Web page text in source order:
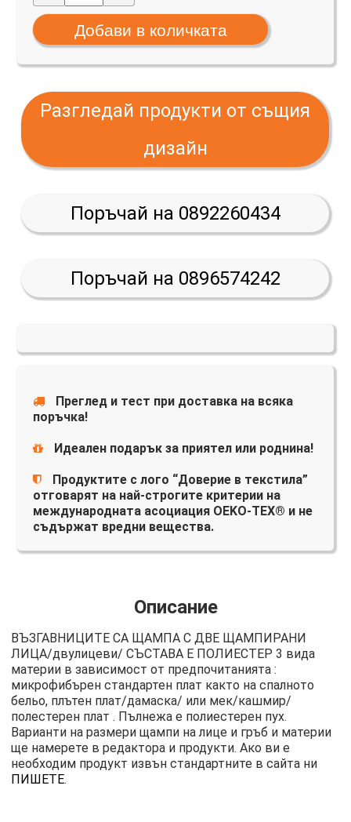
Разгледай продукти от същия
дизайн
Поръчай на 0892260434
Поръчай на 0896574242
Преглед и тест при доставка на всяка
поръчка!
Идеален подарък за приятел или роднина!
Продуктите с лого “Доверие в текстила”
отговарят на най-строгите критерии на
международната асоциация OEKO-TEX® и не
съдържат вредни вещества.
Описание
ВЪЗГАВНИЦИТЕ СА ЩАМПА С ДВЕ ЩАМПИРАНИ
ЛИЦА/двулицеви/ СЪСТАВА Е ПОЛИЕСТЕР 3 вида
материи в зависимост от предпочитанията :
микрофибърен стандартен плат както на спалното
бельо, плътен плат/дамаска/ или мек/кашмир/
полестерен плат . Пълнежа е полиестерен пух.
Варианти на размери щампи на лице и гръб и материи
ще намерете в редактора и продукти. Ако ви е
необходим продукт извън стандартните в сайта ни
ПИШЕТЕ.